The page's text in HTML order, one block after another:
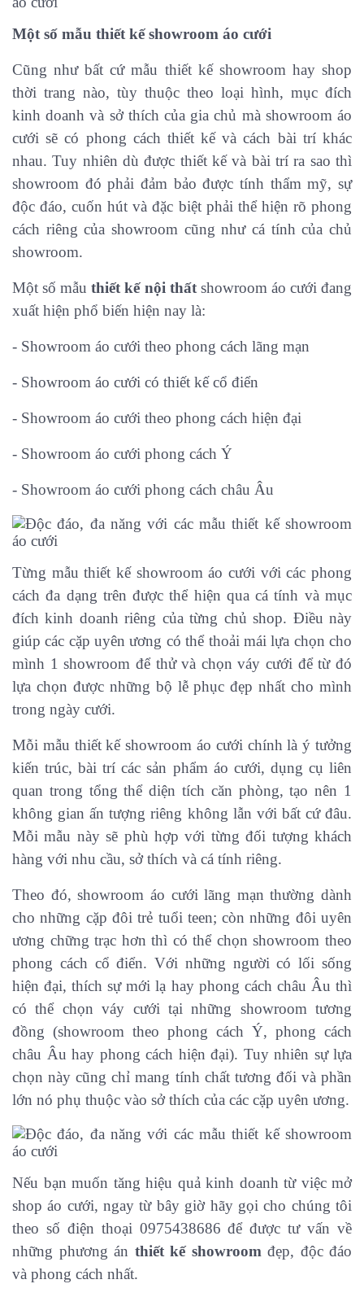
Một số mẫu thiết kế showroom áo cưới
Cũng như bất cứ mẫu thiết kế showroom hay shop
thời trang nào, tùy thuộc theo loại hình, mục đích
kinh doanh và sở thích của gia chủ mà showroom áo
cưới sẽ có phong cách thiết kế và cách bài trí khác
nhau. Tuy nhiên dù được thiết kế và bài trí ra sao thì
showroom đó phải đảm bảo được tính thẩm mỹ, sự
độc đáo, cuốn hút và đặc biệt phải thể hiện rõ phong
cách riêng của showroom cũng như cá tính của chủ
showroom.
Một số mẫuthiết kế nội thấtshowroom áo cưới đang
xuất hiện phổ biến hiện nay là:
- Showroom áo cưới theo phong cách lãng mạn
- Showroom áo cưới có thiết kế cổ điển
- Showroom áo cưới theo phong cách hiện đại
- Showroom áo cưới phong cách Ý
- Showroom áo cưới phong cách châu Âu
Từng mẫu thiết kế showroom áo cưới với các phong
cách đa dạng trên được thể hiện qua cá tính và mục
đích kinh doanh riêng của từng chủ shop. Điều này
giúp các cặp uyên ương có thể thoải mái lựa chọn cho
mình 1 showroom để thử và chọn váy cưới để từ đó
lựa chọn được những bộ lễ phục đẹp nhất cho mình
trong ngày cưới.
Mỗi mẫu thiết kế showroom áo cưới chính là ý tưởng
kiến trúc, bài trí các sản phẩm áo cưới, dụng cụ liên
quan trong tổng thể diện tích căn phòng, tạo nên 1
không gian ấn tượng riêng không lẫn với bất cứ đâu.
Mỗi mẫu này sẽ phù hợp với từng đối tượng khách
hàng với nhu cầu, sở thích và cá tính riêng.
Theo đó, showroom áo cưới lãng mạn thường dành
cho những cặp đôi trẻ tuổi teen; còn những đôi uyên
ương chững trạc hơn thì có thể chọn showroom theo
phong cách cổ điển. Với những người có lối sống
hiện đại, thích sự mới lạ hay phong cách châu Âu thì
có thể chọn váy cưới tại những showroom tương
đồng (showroom theo phong cách Ý, phong cách
châu Âu hay phong cách hiện đại). Tuy nhiên sự lựa
chọn này cũng chỉ mang tính chất tương đối và phần
lớn nó phụ thuộc vào sở thích của các cặp uyên ương.
Nếu bạn muốn tăng hiệu quả kinh doanh từ việc mở
shop áo cưới, ngay từ bây giờ hãy gọi cho chúng tôi
theo số điện thoại 0975438686 để được tư vấn về
những phương án thiết kế showroom đẹp, độc đáo
và phong cách nhất.